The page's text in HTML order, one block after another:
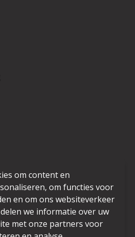
om content en
om functies voor
en om ons websiteverkeer
we informatie over uw
met onze partners voor